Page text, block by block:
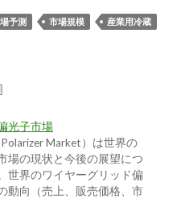
予測 市場規模 産業用冷蔵
光子市場
Market）は世界の
場の現状と今後の展望につ
世界のワイヤーグリッド偏
動向（売上、販売価格、市